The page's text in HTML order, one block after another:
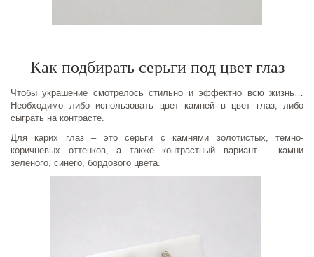
Как подбирать серьги под цвет глаз
Чтобы украшение смотрелось стильно и эффектно всю жизнь…
Необходимо либо использовать цвет камней в цвет глаз, либо
сыграть на контрасте.
Для карих глаз – это серьги с камнями золотистых, темно-
коричневых оттенков, а также контрастный вариант – камни
зеленого, синего, бордового цвета.